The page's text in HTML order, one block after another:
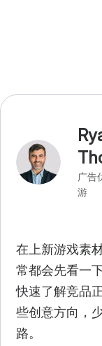
广告
游
在上新游戏素
常都会先看一
快速了解竞品
些创意方向，
路。